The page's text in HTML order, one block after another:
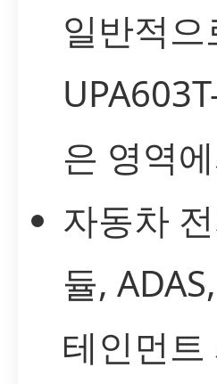
일반적
은 영역
자동차
듈,
테인먼